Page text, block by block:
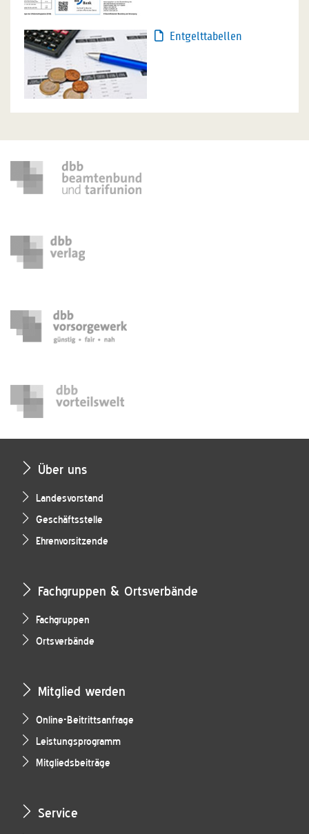
Entgelttabellen
Über uns
Landesvorstand
Geschäftsstelle
Ehrenvorsitzende
Fachgruppen & Ortsverbände
Fachgruppen
Ortsverbände
Mitglied werden
Online-Beitrittsanfrage
Leistungsprogramm
Mitgliedsbeiträge
Service